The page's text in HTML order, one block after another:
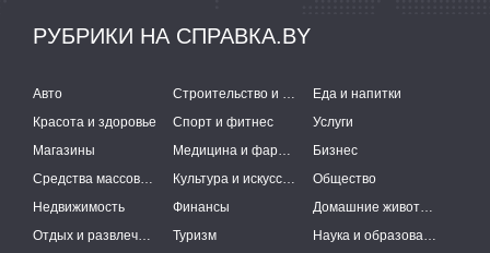
РУБРИКИ НА СПРАВКА.BY
Авто Строительство и ремонт
Еда и напитки
Красота и здоровье
Спорт и фитнес
Услуги
Магазины
Медицина и фармацевтика
Бизнес
Средства массовой информации
Культура и искусство
Общество
Недвижимость
Финансы
Домашние животные
Отдых и развлечения
Туризм
Наука и образование